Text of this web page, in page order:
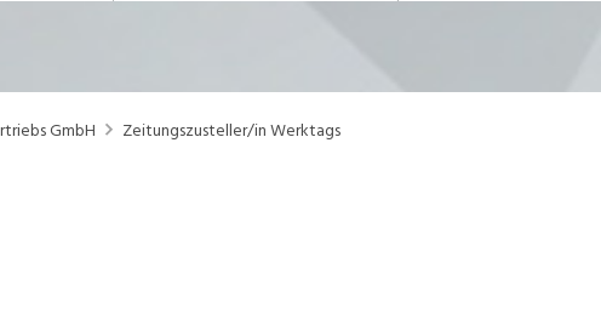
Temporär (befristet)
Human Resources
GmbH Zeitungszusteller/in Werktags